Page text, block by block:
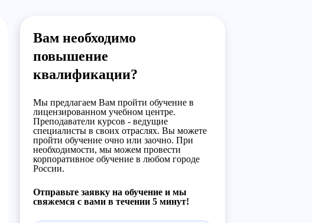
Вам необходимо
повышение
квалификации?
Мы предлагаем Вам пройти обучение в
лицензированном учебном центре.
Преподаватели курсов - ведущие
специалисты в своих отраслях. Вы можете
пройти обучение очно или заочно. При
необходимости, мы можем провести
корпоративное обучение в любом городе
России.
Отправьте заявку на обучение и мы
свяжемся с вами в течении 5 минут!